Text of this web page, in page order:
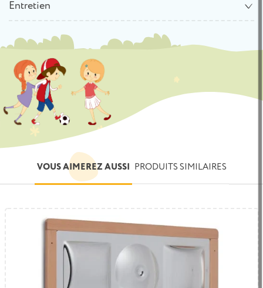
Entretien
VOUS AIMEREZ AUSSI PRODUITS SIMILAIRES